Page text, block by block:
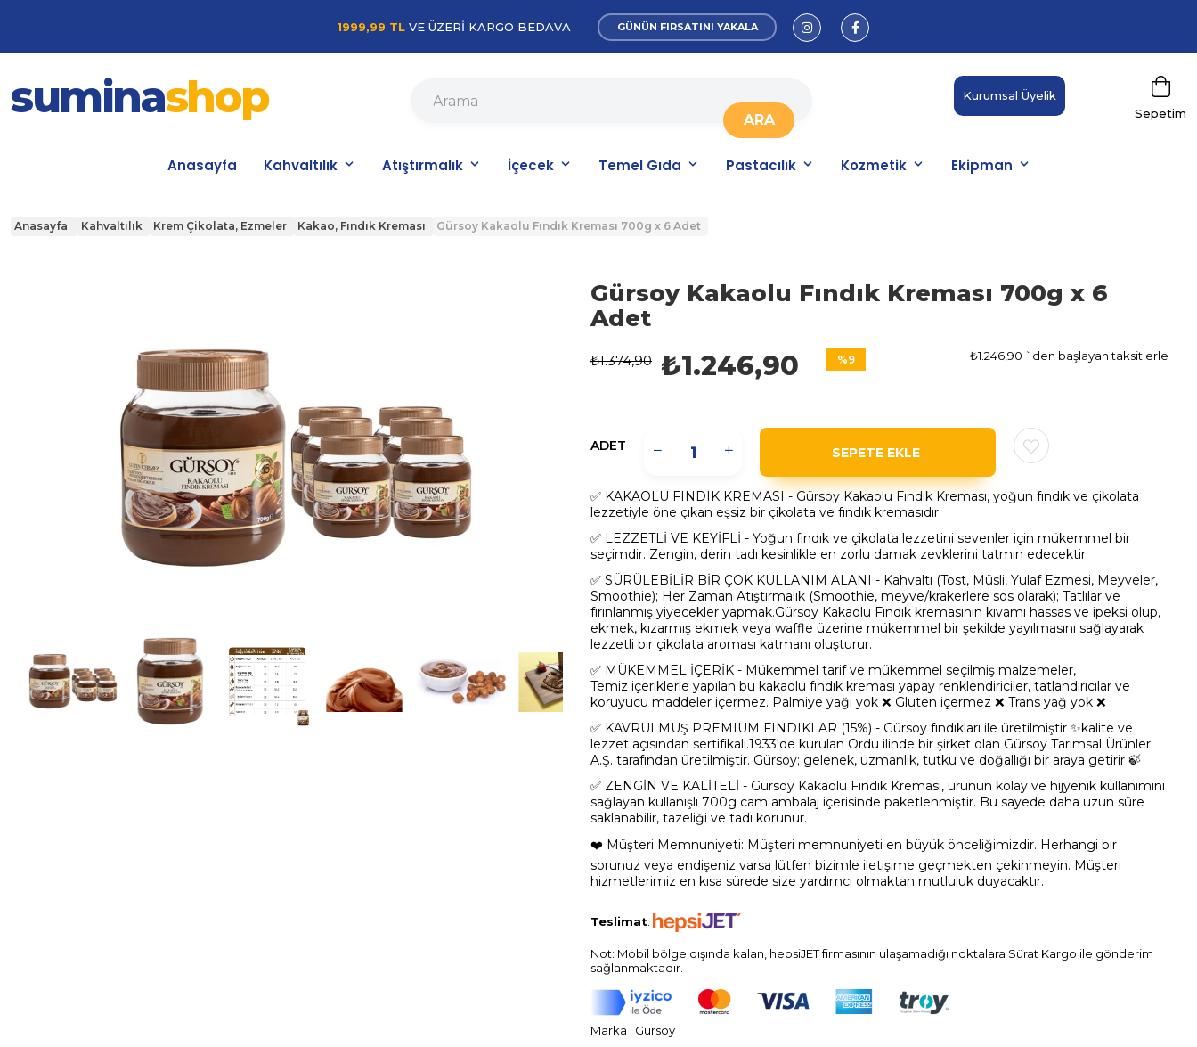
1999,99 TL VE ÜZERİ KARGO BEDAVA GÜNÜN FIRSATINI YAKALA
suminashop Sepetim
Kurumsal Üyelik
Anasayfa Kahvaltılık Atıştırmalık İçecek Temel Gıda Pastacılık Kozmetik Ekipman
Anasayfa Kahvaltılık Krem Çikolata, Ezmeler Kakao, Fındık Kreması Gürsoy Kakaolu Fındık Kreması 700g x 6 Adet
Gürsoy Kakaolu Fındık Kreması 700g x 6
Adet
₺1.374,90 ₺1.246,90 %9
₺1.246,90 `den başlayan taksitlerle
ADET
✅ KAKAOLU FINDIK KREMASI - Gürsoy Kakaolu Fındık Kreması, yoğun fındık ve çikolata
lezzetiyle öne çıkan eşsiz bir çikolata ve fındık kremasıdır.
✅ LEZZETLİ VE KEYİFLİ - Yoğun fındık ve çikolata lezzetini sevenler için mükemmel bir
seçimdir. Zengin, derin tadı kesinlikle en zorlu damak zevklerini tatmin edecektir.
✅ SÜRÜLEBİLİR BİR ÇOK KULLANIM ALANI - Kahvaltı (Tost, Müsli, Yulaf Ezmesi, Meyveler,
Smoothie); Her Zaman Atıştırmalık (Smoothie, meyve/krakerlere sos olarak); Tatlılar ve
fırınlanmış yiyecekler yapmak.Gürsoy Kakaolu Fındık kremasının kıvamı hassas ve ipeksi olup,
ekmek, kızarmış ekmek veya waffle üzerine mükemmel bir şekilde yayılmasını sağlayarak
lezzetli bir çikolata aroması katmanı oluşturur.
✅ MÜKEMMEL İÇERİK - Mükemmel tarif ve mükemmel seçilmiş malzemeler,
Temiz içeriklerle yapılan bu kakaolu fındık kreması yapay renklendiriciler, tatlandırıcılar ve
koruyucu maddeler içermez. Palmiye yağı yok ❌ Gluten içermez ❌ Trans yağ yok ❌
✅ KAVRULMUŞ PREMIUM FINDIKLAR (15%) - Gürsoy fındıkları ile üretilmiştir ✨kalite ve
lezzet açısından sertifikalı.1933'de kurulan Ordu ilinde bir şirket olan Gürsoy Tarımsal Ürünler
A.Ş. tarafından üretilmiştir. Gürsoy; gelenek, uzmanlık, tutku ve doğallığı bir araya getirir 🍃
✅ ZENGİN VE KALİTELİ - Gürsoy Kakaolu Fındık Kreması, ürünün kolay ve hijyenik kullanımını
sağlayan kullanışlı 700g cam ambalaj içerisinde paketlenmiştir. Bu sayede daha uzun süre
saklanabilir, tazeliği ve tadı korunur.
❤️ Müşteri Memnuniyeti: Müşteri memnuniyeti en büyük önceliğimizdir. Herhangi bir
sorunuz veya endişeniz varsa lütfen bizimle iletişime geçmekten çekinmeyin. Müşteri
hizmetlerimiz en kısa sürede size yardımcı olmaktan mutluluk duyacaktır.
Teslimat:
Not: Mobil bölge dışında kalan, hepsiJET firmasının ulaşamadığı noktalara Sürat Kargo ile gönderim
sağlanmaktadır.
Marka : Gürsoy